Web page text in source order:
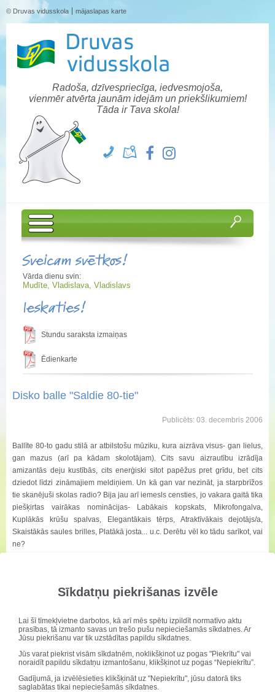
Sīkdatņu piekrišanas izvēle
Lai šī tīmekļvietne darbotos, kā arī mēs spētu izpildīt normatīvo aktu
prasības, tā izmanto savas un trešo pušu nepieciešamās sīkdatnes. Ar
Jūsu piekrišanu var tik uzstādītas papildu sīkdatnes.
Jūs varat piekrist visām sīkdatnēm, noklikšķinot uz pogas "Piekrītu" vai
noraidīt papildu sīkdatņu izmantošanu, klikšķinot uz pogas “Nepiekrītu”.
Gadījumā, ja izvēlēsieties klikšķināt uz "Nepiekrītu", jūsu datorā tiks
saglabātas tikai nepieciešamās sīkdatnes.
© Druvas vidusskola mājaslapas karte
Radoša, dzīvespriecīga, iedvesmojoša,
vienmēr atvērta jaunām idejām un priekšlikumiem!
Tāda ir Tava skola!
Sveicam svētkos!
Vārda dienu svin:
Mudīte, Vladislava, Vladislavs
Ieskaties!
Stundu saraksta izmaiņas
Ēdienkarte
Disko balle "Saldie 80-tie"
Publicēts: 03. decembris 2006
Ballīte 80-to gadu stilā ar atbilstošu mūziku, kura aizrāva visus- gan lielus,
gan mazus (arī pa kādam skolotājam). Cits savu aizrautību izrādīja
amizantās deju kustībās, cits enerģiski sitot papēžus pret grīdu, bet cits
dziedot līdzi zināmajiem meldiņiem. Un kā gan var nezināt, ja starpbrīžos
tie skanējuši skolas radio? Bija jau arī iemesls censties, jo vakara gaitā tika
piešķirtas vairākas nominācijas- Labākais kopskats, Mikrofongalva,
Kuplākās krūšu spalvas, Elegantākais tērps, Atraktīvākais dejotājs/a,
Skaistākās saules brilles, Platākā josta... u.c. Derētu vēl ko tādu sarīkot, vai
ne?